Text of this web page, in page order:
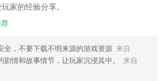
家的经验分享。
全，不要下载不明来源的游戏资源 来自
剧情和故事情节，让玩家沉浸其中。
来自